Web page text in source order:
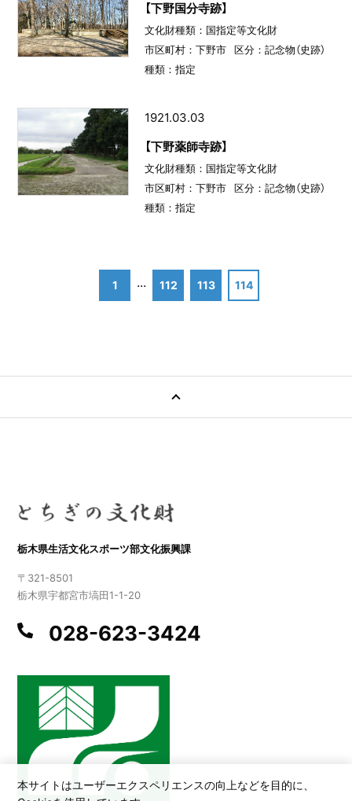
本サイトはユーザーエクスペリエンスの向上などを目的に、
【下野国分寺跡】
文化財種類：国指定等文化財
市区町村：下野市
区分：記念物（史跡）
種類：指定
1921.03.03
【下野薬師寺跡】
文化財種類：国指定等文化財
市区町村：下野市
区分：記念物（史跡）
種類：指定
1 ... 112 113 114
栃木県生活文化スポーツ部文化振興課
〒321-8501
栃木県宇都宮市塙田1-1-20
028-623-3424